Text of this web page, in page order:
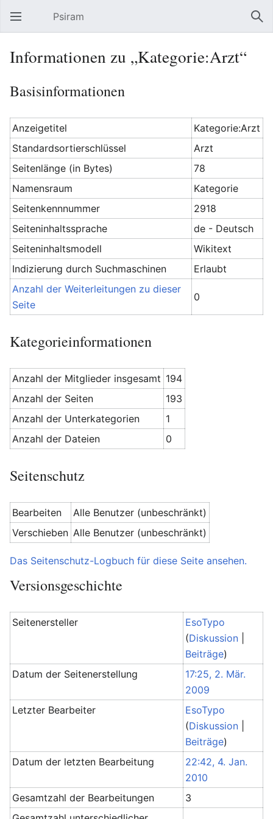
Hauptmenü öffnen Psiram
Informationen zu „Kategorie:Arzt“
Basisinformationen
Anzeigetitel
Kategorie:Arzt
Standardsortierschlüssel
Arzt
Seitenlänge (in Bytes)
78
Namensraum
Kategorie
Seitenkennnummer
2918
Seiteninhaltssprache
de - Deutsch
Seiteninhaltsmodell
Wikitext
Indizierung durch Suchmaschinen
Erlaubt
Anzahl der Weiterleitungen zu dieser
Seite
0
Kategorieinformationen
Anzahl der Mitglieder insgesamt 194
Anzahl der Seiten
193
Anzahl der Unterkategorien
1
Anzahl der Dateien
0
Seitenschutz
Bearbeiten
Alle Benutzer (unbeschränkt)
Verschieben Alle Benutzer (unbeschränkt)
Das Seitenschutz-Logbuch für diese Seite ansehen.
Versionsgeschichte
Seitenersteller
EsoTypo
(Diskussion
Beiträge)
Datum der Seitenerstellung
17:25, 2. Mär.
2009
Letzter Bearbeiter
EsoTypo
(Diskussion
Beiträge)
Datum der letzten Bearbeitung
22:42, 4. Jan.
2010
Gesamtzahl der Bearbeitungen
3